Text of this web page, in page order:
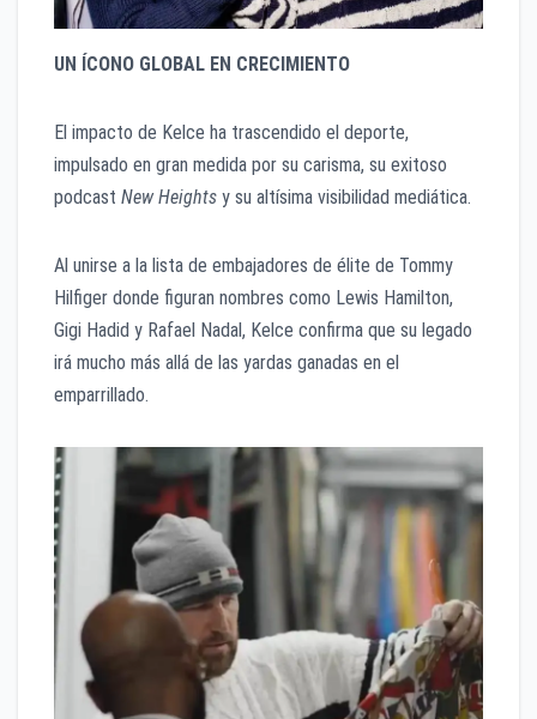
UN ÍCONO GLOBAL EN CRECIMIENTO
El impacto de Kelce ha trascendido el deporte,
impulsado en gran medida por su carisma, su exitoso
podcast New Heights y su altísima visibilidad mediática.
Al unirse a la lista de embajadores de élite de Tommy
Hilfiger donde figuran nombres como Lewis Hamilton,
Gigi Hadid y Rafael Nadal, Kelce confirma que su legado
irá mucho más allá de las yardas ganadas en el
emparrillado.